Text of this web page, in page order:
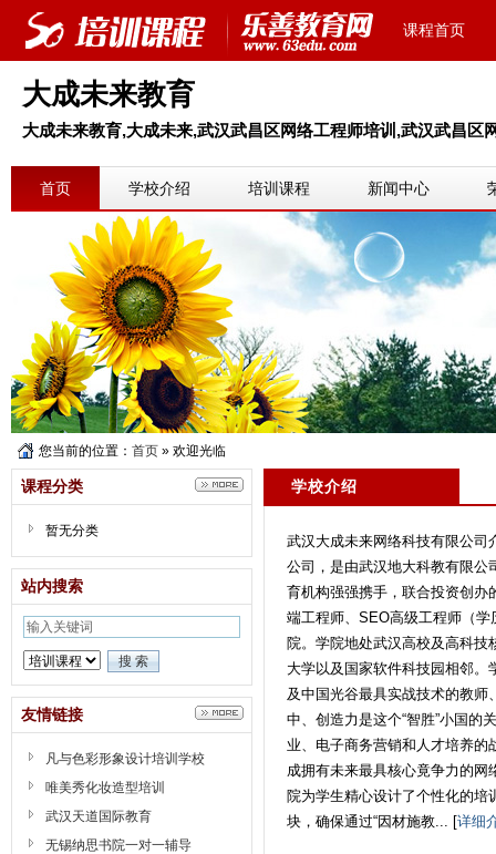
课程首页
大成未来教育
大成未来教育,大成未来,武汉武昌区网络工程师培训,武汉武昌区
首页 学校介绍 培训课程 新闻中心
您当前的位置： 首页 » 欢迎光临
课程分类
暂无分类
站内搜索
友情链接
凡与色彩形象设计培训学校
唯美秀化妆造型培训
武汉天道国际教育
无锡纳思书院一对一辅导
学校介绍
武汉大成未来网络科技
公司，是由武汉地大科教有限公
育机构强强携手，联合投资创办
端工程师、SEO高级工程师（
院。学院地处武汉高校及高科
大学以及国家软件科技园相邻
及中国光谷最具实战技术的教
中、创造力是这个“智胜”小国的
业、电子商务营销和人才培
成拥有未来最具核心竟争力的网
院为学生精心设计了个性化的
块，确保通过“因材施教... [详细